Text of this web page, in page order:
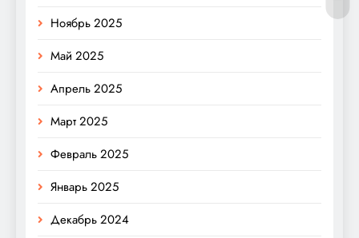
Ноябрь 2025
Май 2025
Апрель 2025
Март 2025
Февраль 2025
Январь 2025
Декабрь 2024